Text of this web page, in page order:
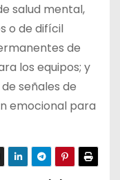
salud mental,
o de difícil
de
los equipos; y
señales de
emocional para